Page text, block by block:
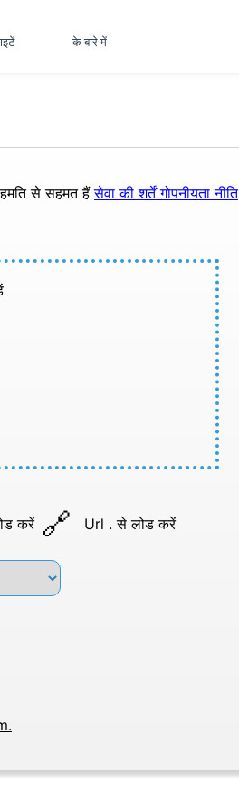
के बारे में
से सहमत हैंसेवा की शर्तेंगोपनीयता नीति
करें Url . से लोड करें